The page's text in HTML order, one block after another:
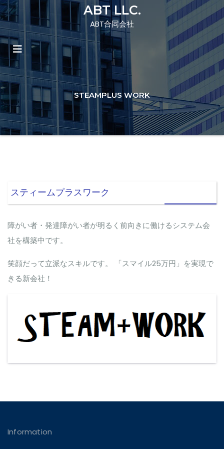
ABT LLC.
ABT合同会社
STEAMPLUS WORK
スティームプラスワーク
障がい者・発達障がい者が明るく前向きに働けるシステム会
社を構築中です。
笑顔だって立派なスキルです。 「スマイル25万円」を実現で
きる新会社！
Information